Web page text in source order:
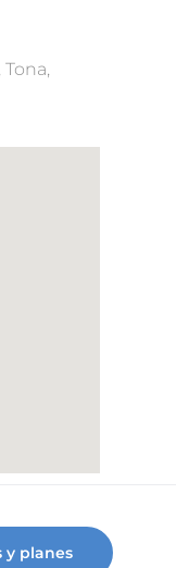
y planes